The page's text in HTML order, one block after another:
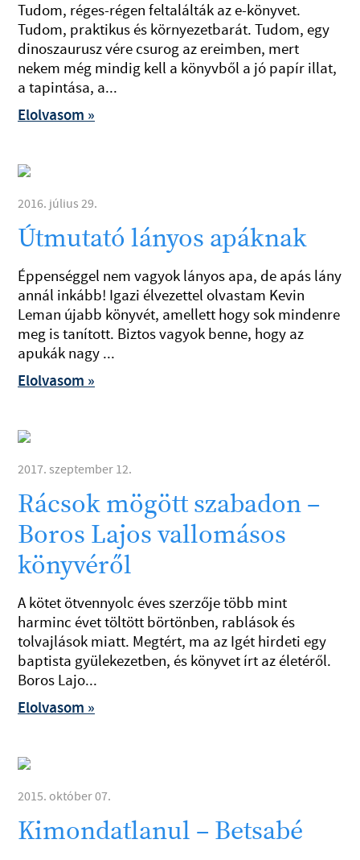
Tudom, réges-régen feltalálták az e-könyvet.
Tudom, praktikus és környezetbarát. Tudom, egy
dinoszaurusz vére csurog az ereimben, mert
nekem még mindig kell a könyvből a jó papír illat,
a tapintása, a...
Elolvasom »
2016. július 29.
Útmutató lányos apáknak
Éppenséggel nem vagyok lányos apa, de apás lány
annál inkább! Igazi élvezettel olvastam Kevin
Leman újabb könyvét, amellett hogy sok mindenre
meg is tanított. Biztos vagyok benne, hogy az
apukák nagy ...
Elolvasom »
2017. szeptember 12.
Rácsok mögött szabadon –
Boros Lajos vallomásos
könyvéről
A kötet ötvennyolc éves szerzője több mint
harminc évet töltött börtönben, rablások és
tolvajlások miatt. Megtért, ma az Igét hirdeti egy
baptista gyülekezetben, és könyvet írt az életéről.
Boros Lajo...
Elolvasom »
2015. október 07.
Kimondatlanul – Betsabé